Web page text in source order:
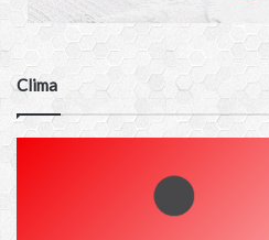
Clima